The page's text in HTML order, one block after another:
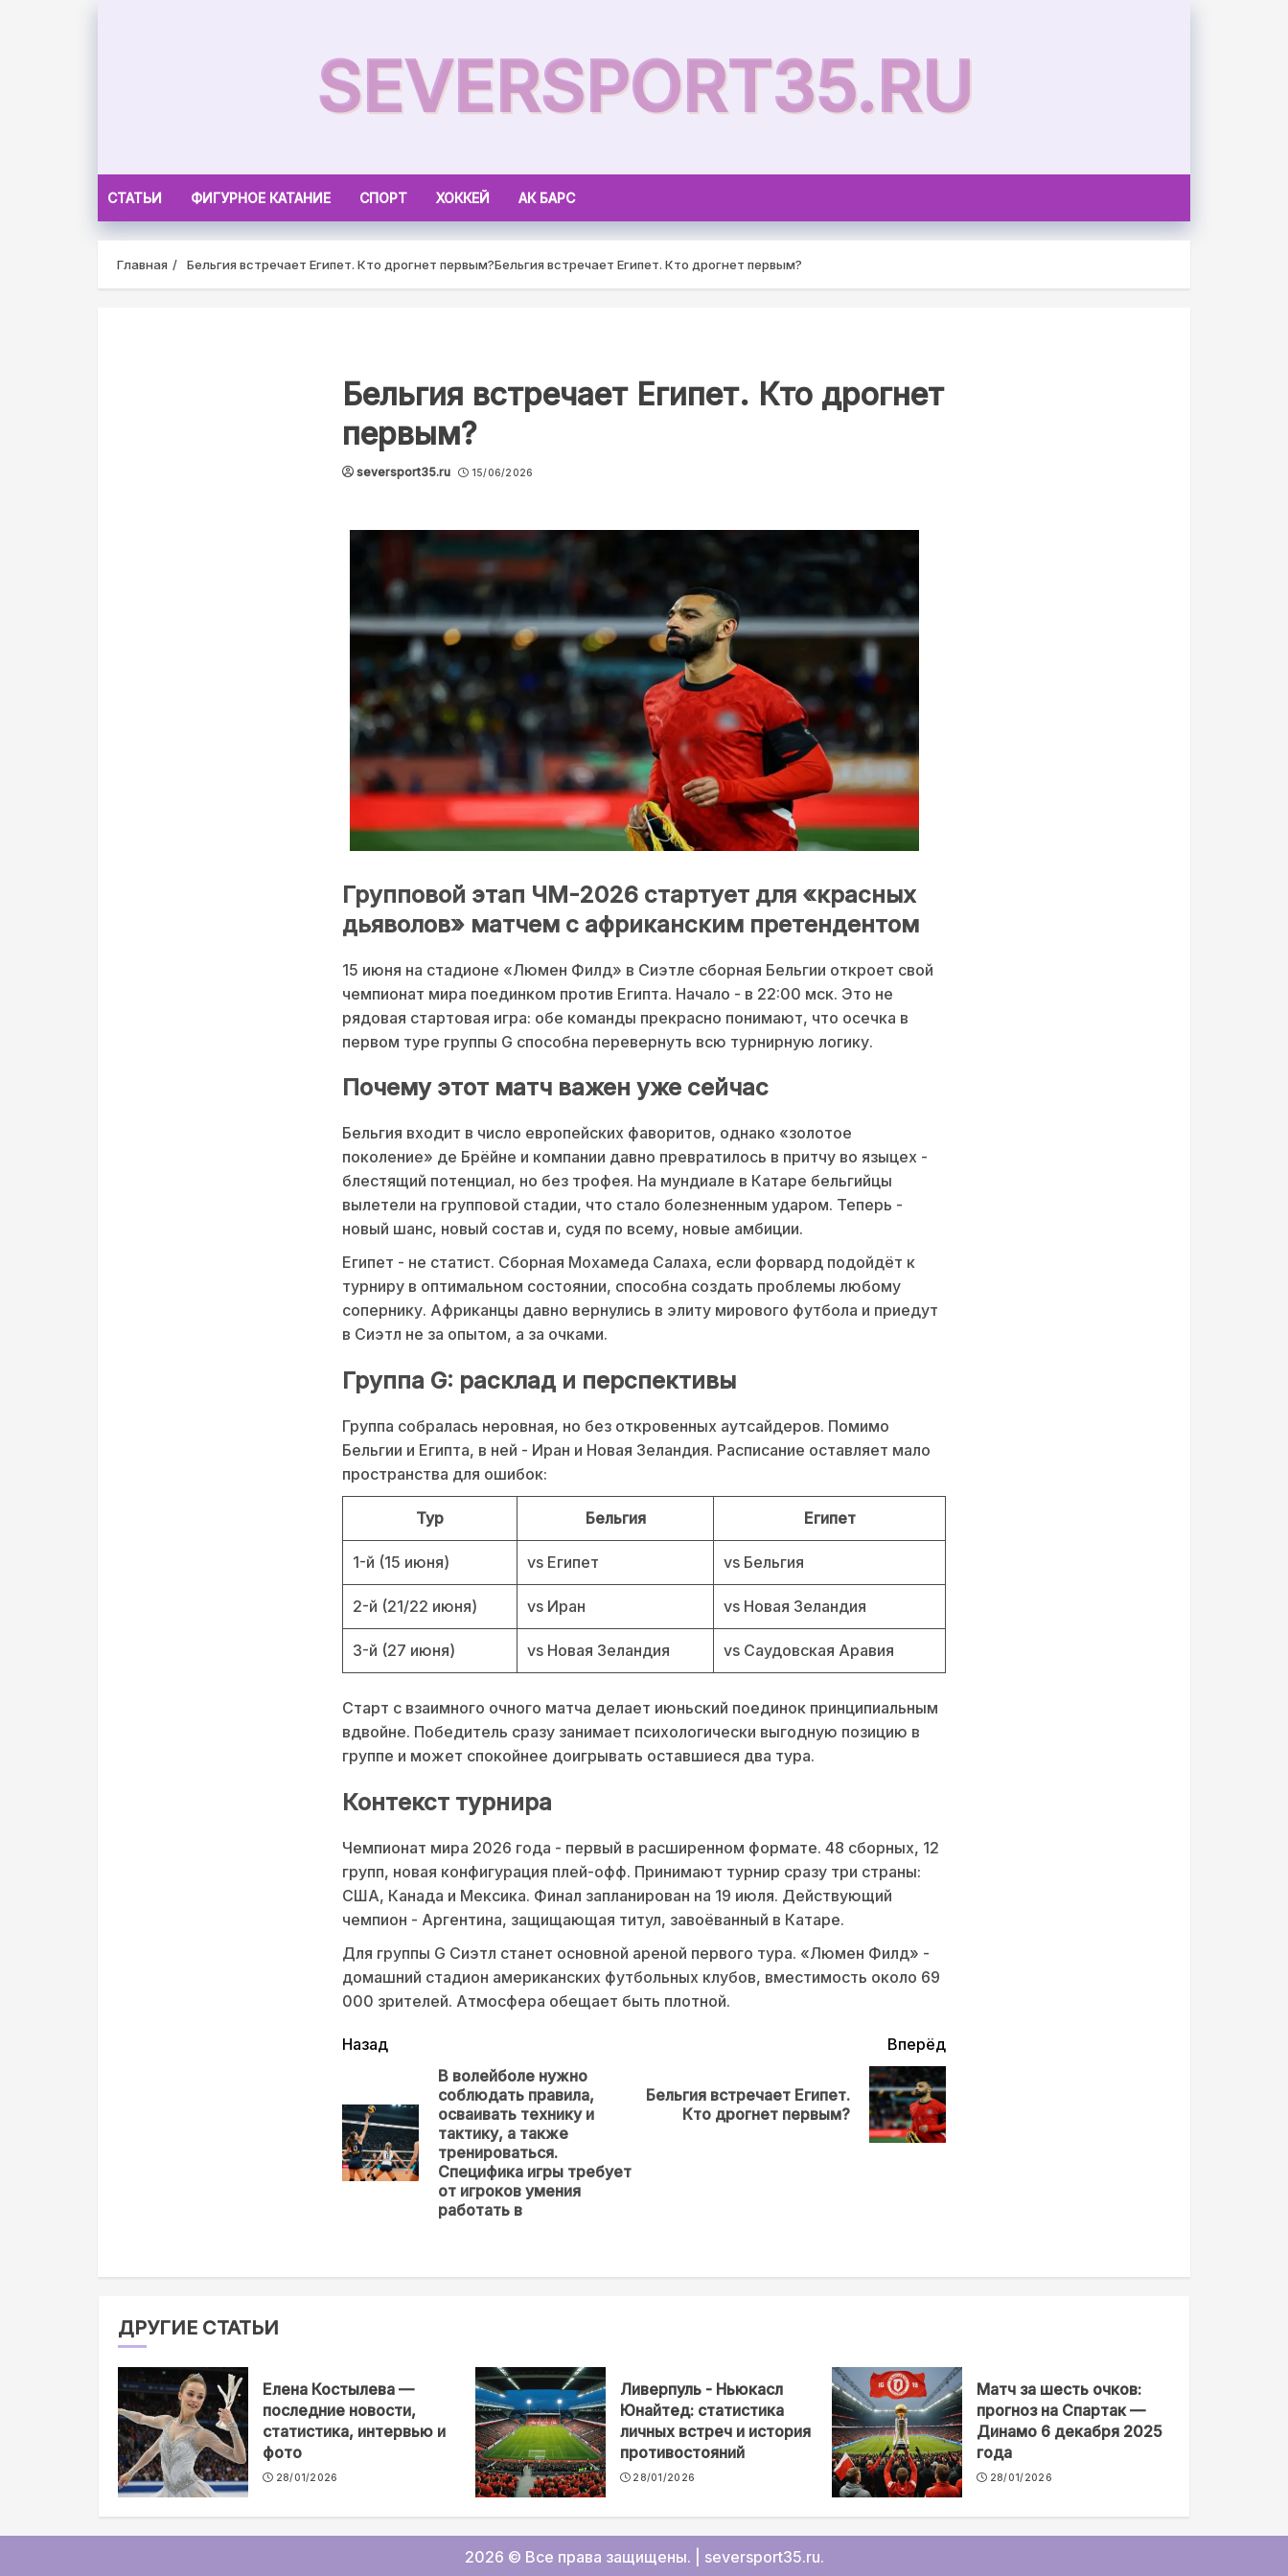
SEVERSPORT35.RU
СТАТЬИ ФИГУРНОЕ КАТАНИЕ СПОРТ ХОККЕЙ АК БАРС
Главная Бельгия встречает Египет. Кто дрогнет первым?Бельгия встречает Египет. Кто дрогнет первым?
Бельгия встречает Египет. Кто дрогнет
первым?
seversport35.ru 15/06/2026
Групповой этап ЧМ-2026 стартует для «красных
дьяволов» матчем с африканским претендентом
15 июня на стадионе «Люмен Филд» в Сиэтле сборная Бельгии откроет свой
чемпионат мира поединком против Египта. Начало - в 22:00 мск. Это не
рядовая стартовая игра: обе команды прекрасно понимают, что осечка в
первом туре группы G способна перевернуть всю турнирную логику.
Почему этот матч важен уже сейчас
Бельгия входит в число европейских фаворитов, однако «золотое
поколение» де Брёйне и компании давно превратилось в притчу во языцех -
блестящий потенциал, но без трофея. На мундиале в Катаре бельгийцы
вылетели на групповой стадии, что стало болезненным ударом. Теперь -
новый шанс, новый состав и, судя по всему, новые амбиции.
Египет - не статист. Сборная Мохамеда Салаха, если форвард подойдёт к
турниру в оптимальном состоянии, способна создать проблемы любому
сопернику. Африканцы давно вернулись в элиту мирового футбола и приедут
в Сиэтл не за опытом, а за очками.
Группа G: расклад и перспективы
Группа собралась неровная, но без откровенных аутсайдеров. Помимо
Бельгии и Египта, в ней - Иран и Новая Зеландия. Расписание оставляет мало
пространства для ошибок:
Тур Бельгия Египет
1-й (15 июня) vs Египет vs Бельгия
2-й (21/22 июня) vs Иран vs Новая Зеландия
3-й (27 июня) vs Новая Зеландия vs Саудовская Аравия
Старт с взаимного очного матча делает июньский поединок принципиальным
вдвойне. Победитель сразу занимает психологически выгодную позицию в
группе и может спокойнее доигрывать оставшиеся два тура.
Контекст турнира
Чемпионат мира 2026 года - первый в расширенном формате. 48 сборных, 12
групп, новая конфигурация плей-офф. Принимают турнир сразу три страны:
США, Канада и Мексика. Финал запланирован на 19 июля. Действующий
чемпион - Аргентина, защищающая титул, завоёванный в Катаре.
Для группы G Сиэтл станет основной ареной первого тура. «Люмен Филд» -
домашний стадион американских футбольных клубов, вместимость около 69
000 зрителей. Атмосфера обещает быть плотной.
читать
Назад
В волейболе нужно
соблюдать правила,
осваивать технику и
тактику, а также
тренироваться.
Специфика игры требует
от игроков умения
работать в
Вперёд
Next
Бельгия встречает Египет.
Кто дрогнет первым?
ДРУГИЕ СТАТЬИ
Елена Костылева —
последние новости,
статистика, интервью и
фото
28/01/2026
Ливерпуль - Ньюкасл
Юнайтед: статистика
личных встреч и история
противостояний
28/01/2026
Матч за шесть очков:
прогноз на Спартак —
Динамо 6 декабря 2025
года
28/01/2026
2026 © Все права защищены. seversport35.ru.